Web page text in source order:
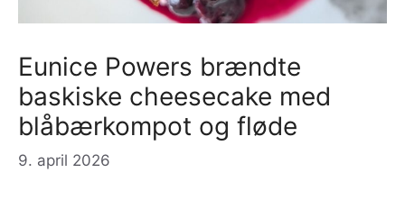
Eunice Powers brændte
baskiske cheesecake med
blåbærkompot og fløde
9. april 2026